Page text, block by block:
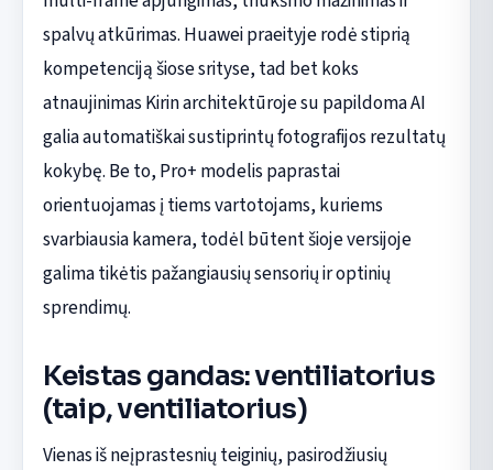
spalvų atkūrimas. Huawei praeityje rodė stiprią
kompetenciją šiose srityse, tad bet koks
atnaujinimas Kirin architektūroje su papildoma AI
galia automatiškai sustiprintų fotografijos rezultatų
kokybę. Be to, Pro+ modelis paprastai
orientuojamas į tiems vartotojams, kuriems
svarbiausia kamera, todėl būtent šioje versijoje
galima tikėtis pažangiausių sensorių ir optinių
sprendimų.
Keistas gandas: ventiliatorius
(taip, ventiliatorius)
Vienas iš neįprastesnių teiginių, pasirodžiusių